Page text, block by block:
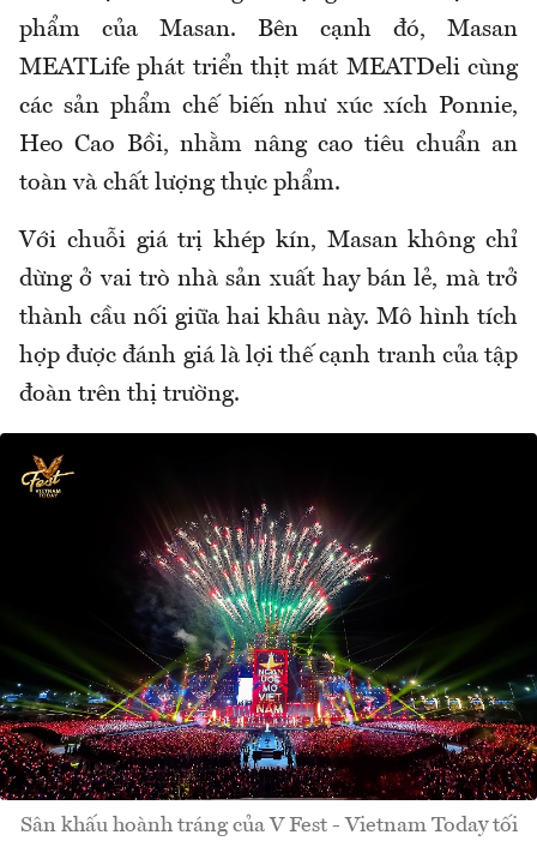
phẩm của Masan. Bên cạnh đó, Masan
MEATLife phát triển thịt mát MEATDeli cùng
các sản phẩm chế biến như xúc xích Ponnie,
Heo Cao Bồi, nhằm nâng cao tiêu chuẩn an
toàn và chất lượng thực phẩm.
Với chuỗi giá trị khép kín, Masan không chỉ
dừng ở vai trò nhà sản xuất hay bán lẻ, mà trở
thành cầu nối giữa hai khâu này. Mô hình tích
hợp được đánh giá là lợi thế cạnh tranh của tập
đoàn trên thị trường.
Sân khấu hoành tráng của V Fest - Vietnam Today tối